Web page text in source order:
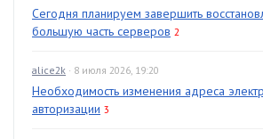
Сегодня планируем завершить
большую часть серверов 2
alice2k · 8 июля 2026, 19:20
Необходимость изменения адреса
авторизации 3